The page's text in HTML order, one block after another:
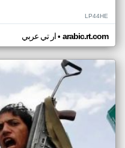
LP44HE
ار تي عربي• arabic.rt.com